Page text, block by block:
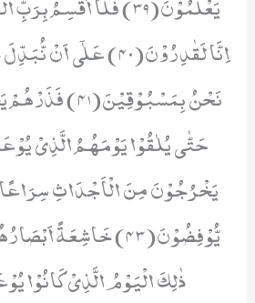
اِنَّا لَقٰدِرُوْنَ(40)
نَحْنُ
یَخْرُجُوْنَ مِنَ الْاَجْدَاثِ
یُّوْفِضُوْنَ(43) خَاشِعَةً
ذٰلِكَ الْیَوْمُ الَّذِیْ كَانُوْا